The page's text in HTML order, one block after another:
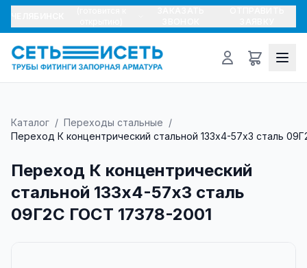
Каталог / Переходы стальные /
Переход К концентрический стальной 133х4-57х3 сталь
Переход К концентрический
стальной 133х4-57х3 сталь
09Г2С ГОСТ 17378-2001